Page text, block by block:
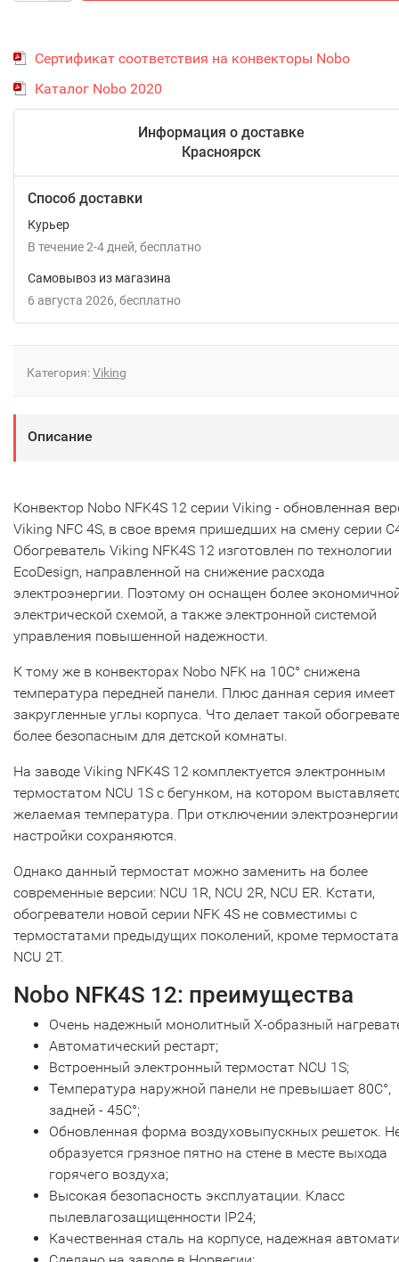
Сертификат соответствия на конвекторы Nobo
Каталог Nobo 2020
Информация о доставке
Красноярск
Способ доставки
Курьер
В течение2-4 дней Бесплатно
Самовывоз из магазина
6 августа 2026
Бесплатно
Категория:Viking
Описание
Конвектор Nobo NFK4S 12 cерии Viking - обновленная
Viking NFC 4S, в свое время пришедших на смену серии
Обогреватель Viking NFK4S 12 изготовлен по технологии
EcoDesign, направленной на снижение расхода
электроэнергии. Поэтому он оснащен более
электрической схемой, а также электронной системой
управления повышенной надежности.
К тому же в конвекторах Nobo NFK на 10С° снижена
температура передней панели. Плюс данная серия имеет
закругленные углы корпуса. Что делает такой
более безопасным для детской комнаты.
На заводе Viking NFK4S 12 комплектуется электронным
термостатом NCU 1S с бегунком, на котором
желаемая температура. При отключении
настройки сохраняются.
Однако данный термостат можно заменить на более
современные версии: NCU 1R, NCU 2R, NCU ER. Кстати,
обогреватели новой серии NFK 4S не совместимы с
термостатами предыдущих поколений, кроме термостата
NCU 2T.
Nobo NFK4S 12: преимущества
Очень надежный монолитный Х-образный
Автоматический рестарт;
Встроенный электронный термостат NCU 1S;
Температура наружной панели не превышает 80С°,
задней - 45С°;
Обновленная форма воздуховыпускных решеток.
образуется грязное пятно на стене в месте выхода
горячего воздуха;
Высокая безопасность эксплуатации. Класс
пылевлагозащищенности IP24;
Качественная сталь на корпусе, надежная